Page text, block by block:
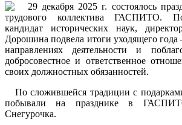
29 декабря 2025 г. состоялось
трудового коллектива ГАСПИТО.
кандидат исторических наук,
Дорошина подвела итоги уходящего года
направлениях деятельности и
добросовестное и ответственное
своих должностных обязанностей.
По сложившейся традиции с
побывали на празднике в
Снегурочка.